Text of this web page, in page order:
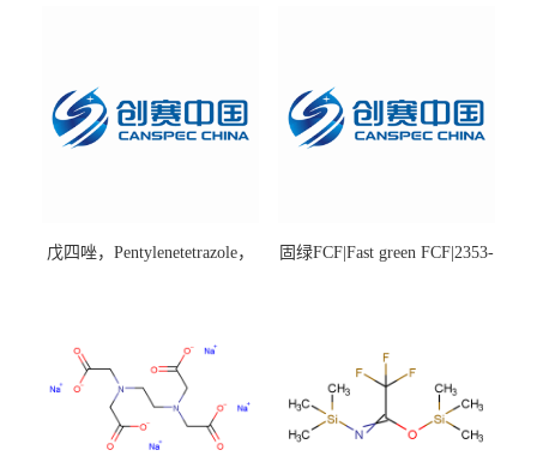
戊四唑，Pentylenetetrazole，
固绿FCF|Fast green FCF|2353-